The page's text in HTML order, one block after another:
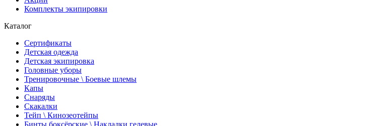
Комплекты экипировки
Каталог
Сертификаты
Детская одежда
Детская экипировка
Головные уборы
Тренировочные \ Боевые шлемы
Капы
Снаряды
Скакалки
Тейп \ Кинозеотейпы
Бинты боксёрские \ Накладки гелевые